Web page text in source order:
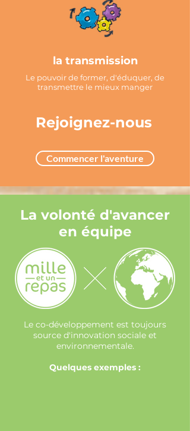
la transmission
Le pouvoir de former, d'éduquer, de
transmettre le mieux manger
Rejoignez-nous
Commencer l'aventure
La volonté d'avancer
en équipe
Le co-développement est toujours
source d'innovation sociale et
environnementale.
Quelques exemples :